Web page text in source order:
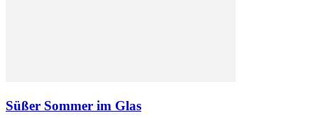
Süßer Sommer im Glas